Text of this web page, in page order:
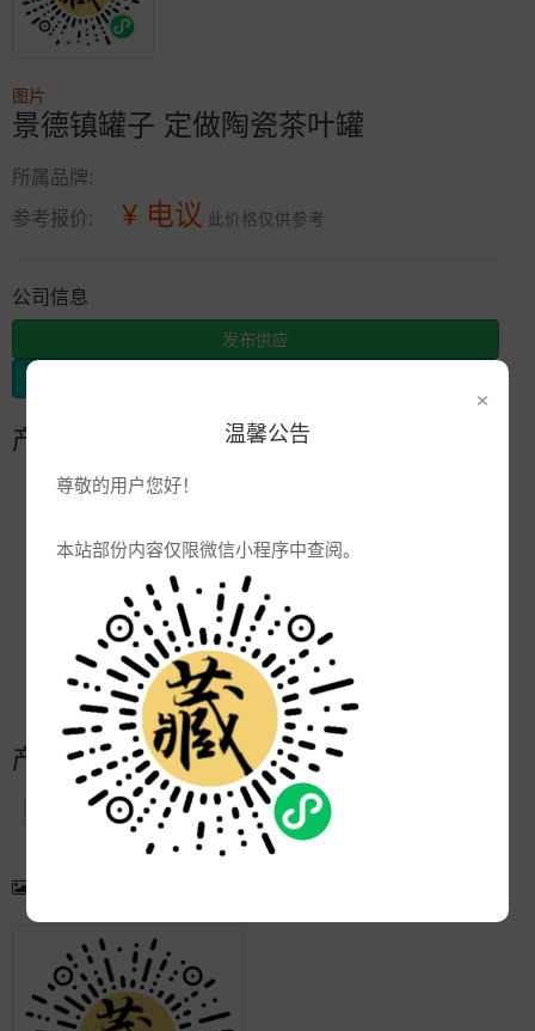
×
温馨公告
尊敬的用户您好！
本站部份内容仅限微信小程序中查阅。
图片
景德镇罐子 定做陶瓷茶叶罐
所属品牌:
参考报价:
¥ 电议 此价格仅供参考
公司信息
发布供应
产品参数
编号:
GZ
4067
厂商:
陶瓷花瓶定制厂家
更新:
2022-10-05 11:57:32
产品简介